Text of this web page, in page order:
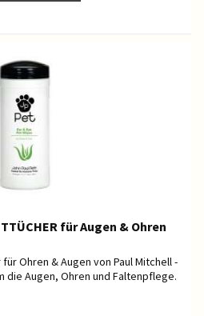
für Augen & Ohren
Ohren & Augen von Paul Mitchell -
die Augen, Ohren und Faltenpflege.